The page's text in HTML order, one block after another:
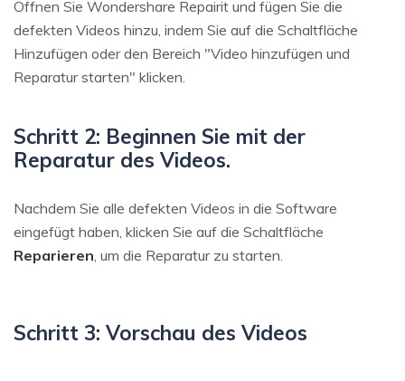
Öffnen Sie Wondershare Repairit und fügen Sie die
defekten Videos hinzu, indem Sie auf die Schaltfläche
Hinzufügen oder den Bereich "Video hinzufügen und
Reparatur starten" klicken.
Schritt 2: Beginnen Sie mit der
Reparatur des Videos.
Nachdem Sie alle defekten Videos in die Software
eingefügt haben, klicken Sie auf die Schaltfläche
Reparieren , um die Reparatur zu starten.
Schritt 3: Vorschau des Videos